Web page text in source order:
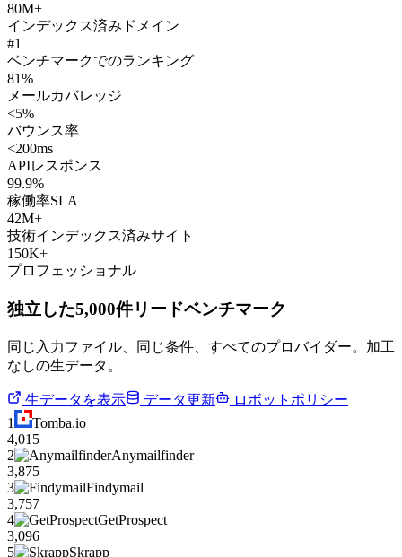
80M+
インデックス済みドメイン
#1
ベンチマークでのランキング
81%
メールカバレッジ
<5%
バウンス率
<200ms
APIレスポンス
99.9%
稼働率SLA
42M+
技術インデックス済みサイト
150K+
プロフェッショナル
独立した5,000件リードベンチマーク
同じ入力ファイル、同じ条件、すべてのプロバイダー。加工
なしの生データ。
生データを表示 データ更新
ロボットポリシー
1
Tomba.io
4,015
2
Anymailfinder
3,875
3
Findymail
3,757
4
GetProspect
3,096
5
Skrapp